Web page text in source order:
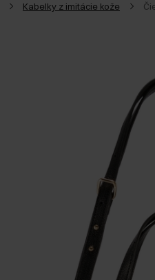
Kabelky z imitácie kože